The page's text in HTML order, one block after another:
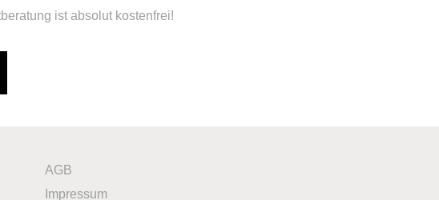
ist absolut kostenfrei!
AGB
Impressum